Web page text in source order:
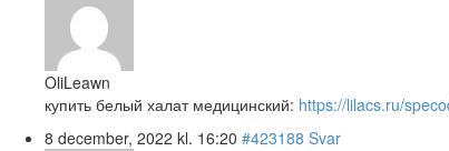
OliLeawn
купить белый халат медицинский: https://lilacs.ru/
8 december, 2022 kl. 16:20 #423188 Svar